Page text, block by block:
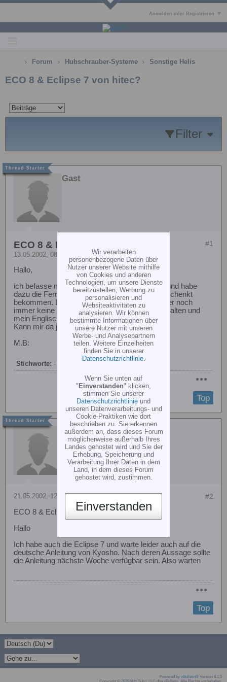
Anmelden oder Registrieren
Forum Hubschrauber-Systeme Sonstige Helis
ECO 8 & Eclipse 7 von hitec?
Filter
Gast
#1
ECO 8 & Eclipse 7 von hitec?
13.05.2002, 08:47
Hallo,
ich befasse mich seit kurzem mit dem ECO 8 und habe
dazu die Fernsteuerung Eclipse 7 von hitec geschenkt
bekommen. Leider habe ich dazu vom Hersteller noch
immer keine deutsche Bedienungsanleitung erhalten und
mein Englisch reicht nicht so richtig aus!
Kann mir da jemand weiterhelfen?
M.B:
Stichworte: -
Top
Gast
#2
21.05.2002, 12:35
ECO 8 & Eclipse 7 von hitec?
Hallo
Ich habe auch die Eclipse 7 und warte leider auch auf die
deutsche Anleitung von Kyosho. Nach deren Aussage sollte
die Anleitung nächste Woche verfügbar sein. Also warten
Top
Powered by vBulletin® Version 6.1.5
Wir verarbeiten
personenbezogene Daten über
Nutzer unserer Website mithilfe
von Cookies und anderen
Technologien, um unsere Dienste
bereitzustellen, Werbung zu
personalisieren und
Websiteaktivitäten zu
analysieren. Wir können
bestimmte Informationen über
unsere Nutzer mit unseren
Werbe- und Analysepartnern
teilen. Weitere Einzelheiten
finden Sie in unserer
Datenschutzrichtlinie.
Wenn Sie unten auf
"Einverstanden" klicken,
stimmen Sie unserer
Datenschutzrichtlinie und
unseren Datenverarbeitungs- und
Cookie-Praktiken wie dort
beschrieben zu. Sie erkennen
außerdem an, dass dieses Forum
möglicherweise außerhalb Ihres
Landes gehostet wird und Sie der
Erhebung, Speicherung und
Verarbeitung Ihrer Daten in dem
Land, in dem dieses Forum
gehostet wird, zustimmen.
Einverstanden